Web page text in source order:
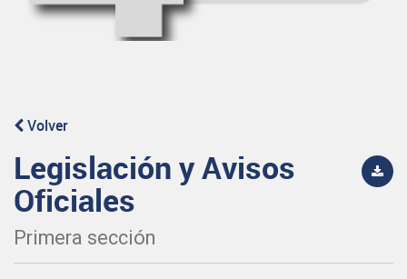
Volver
Legislación y Avisos
Oficiales
Primera sección